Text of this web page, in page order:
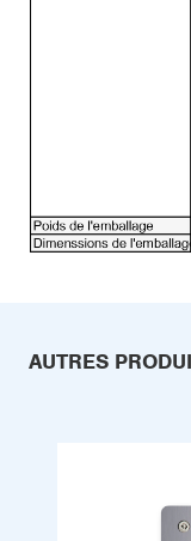
AUTRES